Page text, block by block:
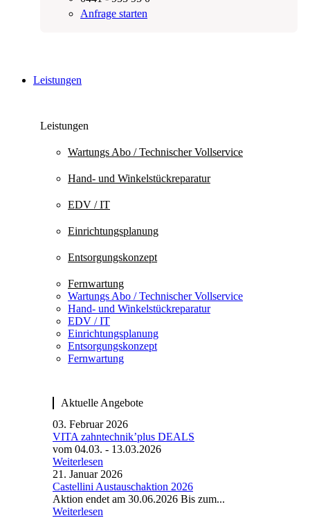
Anfrage starten
Leistungen
Leistungen
Wartungs Abo / Technischer Vollservice
Hand- und Winkelstück­reparatur
EDV / IT
Einrichtungsplanung
Entsorgungskonzept
Fernwartung
Wartungs Abo / Technischer Vollservice
Hand- und Winkelstück­reparatur
EDV / IT
Einrichtungsplanung
Entsorgungskonzept
Fernwartung
Aktuelle Angebote
03. Februar 2026
VITA zahntechnik’plus DEALS
vom 04.03. - 13.03.2026
Weiterlesen
21. Januar 2026
Castellini Austauschaktion 2026
Aktion endet am 30.06.2026 Bis zum...
Weiterlesen